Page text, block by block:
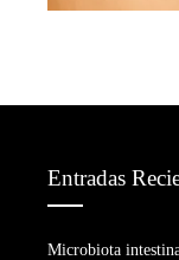
Entradas
Microbiota